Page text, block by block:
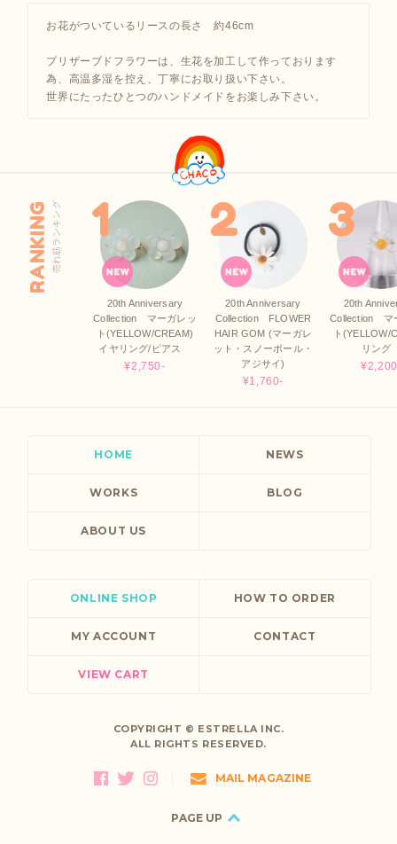
お花がついているリースの長さ 約46cm
プリザーブドフラワーは、生花を加工して作っております
為、高温多湿を控え、丁寧にお取り扱い下さい。
世界にたったひとつのハンドメイドをお楽しみ下さい。
RANKING売れ筋ランキング
20th Anniversary
Collection マーガレッ
ト(YELLOW/CREAM)
イヤリング/ピアス
¥2,750-
20th Anniversary
Collection FLOWER
HAIR GOM (マーガレ
ット・スノーボール・
アジサイ)
¥1,760-
20th
Collection マ
ト(YELLOW/
リン
HOME NEWS
WORKS BLOG
ABOUT US
ONLINE SHOP HOW TO ORDER
MY ACCOUNT CONTACT
VIEW CART
COPYRIGHT © ESTRELLA INC.
ALL RIGHTS RESERVED.
MAIL MAGAZINE
PAGE UP